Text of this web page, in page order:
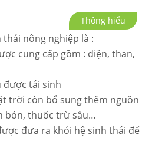
Thông hiểu
thái nông nghiệp là :
cung cấp gồm : điện, than,
được tái sinh
trời còn bổ sung thêm nguồn
bón, thuốc trừ sâu…
đưa ra khỏi hệ sinh thái để